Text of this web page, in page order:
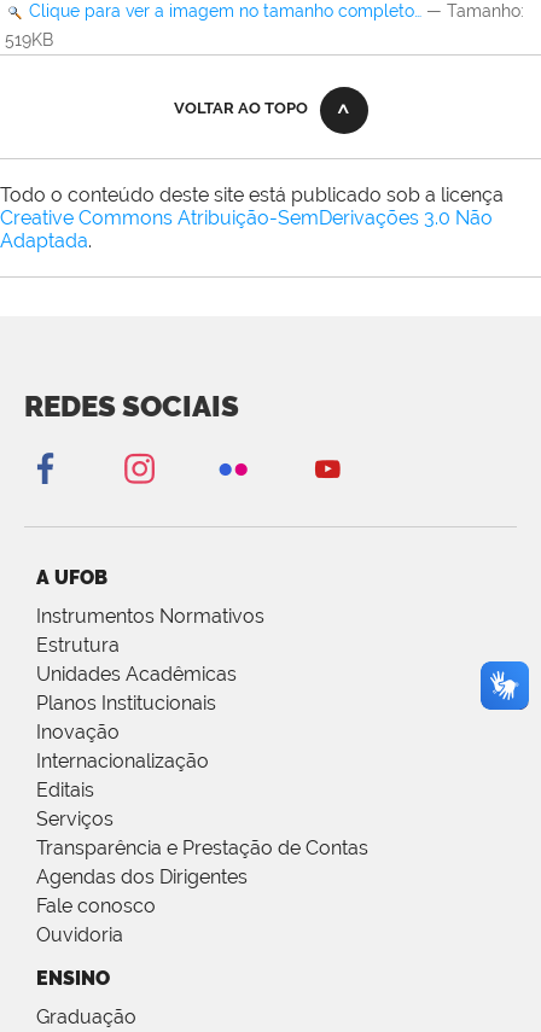
Clique para ver a imagem no tamanho completo… — Tamanho:
519KB
VOLTAR AO TOPO
Todo o conteúdo deste site está publicado sob a licença
Creative Commons Atribuição-SemDerivações 3.0 Não
Adaptada.
REDES SOCIAIS
A UFOB
Instrumentos Normativos
Estrutura
Unidades Acadêmicas
Planos Institucionais
Inovação
Internacionalização
Editais
Serviços
Transparência e Prestação de Contas
Agendas dos Dirigentes
Fale conosco
Ouvidoria
ENSINO
Graduação